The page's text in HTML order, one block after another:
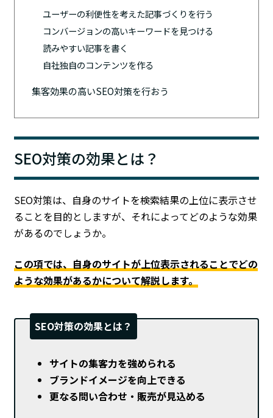
ユーザーの利便性を考えた記事づくりを行う
コンバージョンの高いキーワードを見つける
読みやすい記事を書く
自社独自のコンテンツを作る
集客効果の高いSEO対策を行おう
SEO対策の効果とは？
SEO対策は、自身のサイトを検索結果の上位に表示させ
ることを目的としますが、それによってどのような効果
があるのでしょうか。
この項では、自身のサイトが上位表示されることでどの
ような効果があるかについて解説します。
SEO対策の効果とは？
サイトの集客力を強められる
ブランドイメージを向上できる
更なる問い合わせ・販売が見込める